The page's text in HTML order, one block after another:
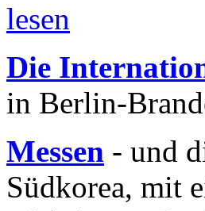
lesen
Die
in Berlin-
Messen - und
Südkorea, mit